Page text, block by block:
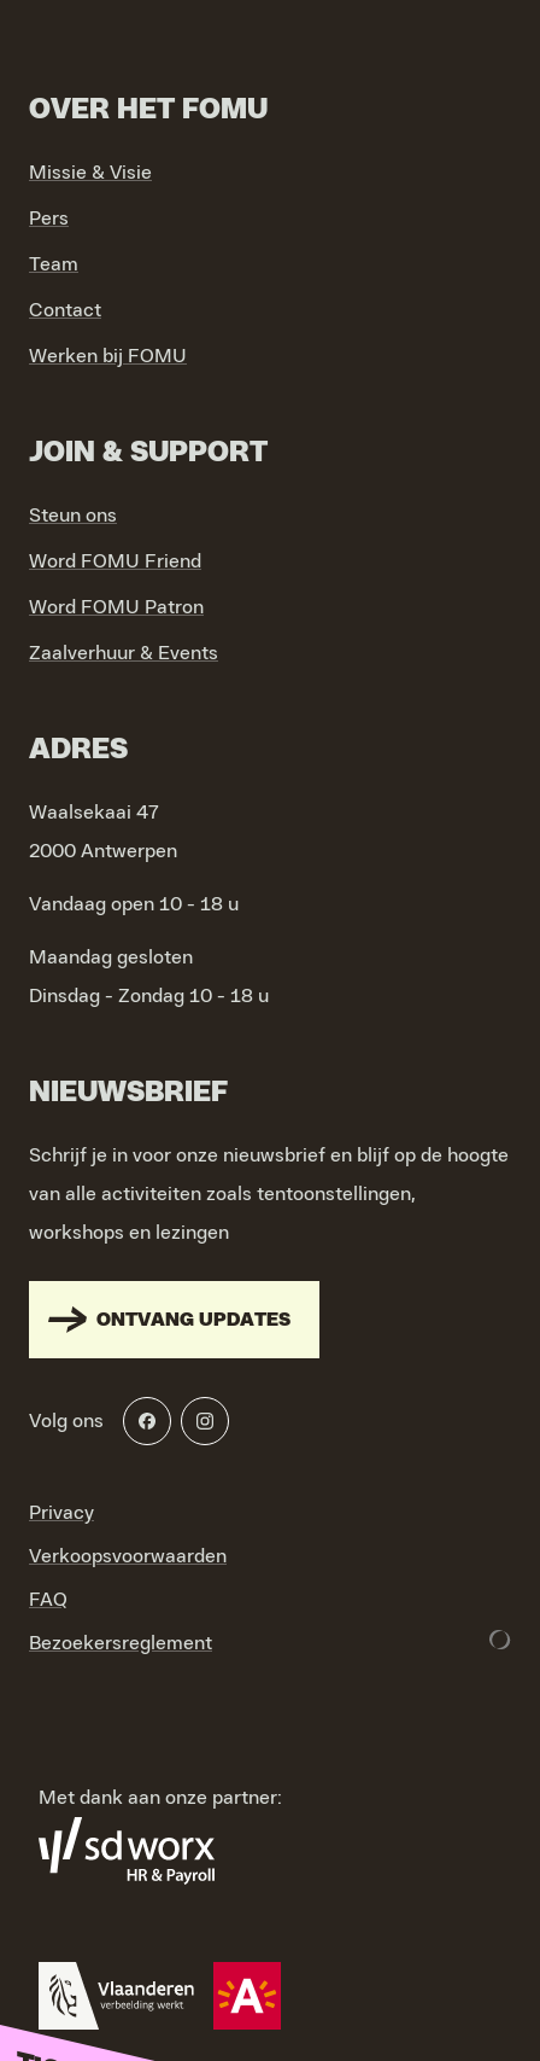
OVER HET FOMU
Missie & Visie
Pers
Team
Contact
Werken bij FOMU
JOIN & SUPPORT
Steun ons
Word FOMU Friend
Word FOMU Patron
Zaalverhuur & Events
ADRES
Waalsekaai 47
2000 Antwerpen
Vandaag open 10 - 18 u
Maandag gesloten
Dinsdag - Zondag 10 - 18 u
NIEUWSBRIEF
Schrijf je in voor onze nieuwsbrief en blijf op de hoogte
van alle activiteiten zoals tentoonstellingen,
workshops en lezingen
ONTVANG UPDATES
Volg ons
Privacy
Verkoopsvoorwaarden
FAQ
Bezoekersreglement
Met dank aan onze partner: